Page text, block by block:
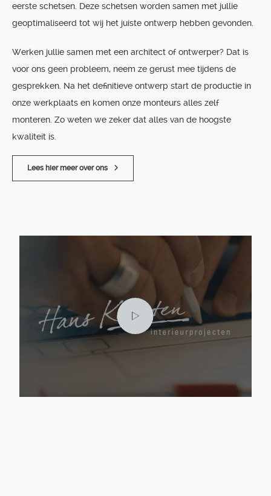
eerste schetsen. Deze schetsen worden samen met jullie
geoptimaliseerd tot wij het juiste ontwerp hebben gevonden.
Werken jullie samen met een architect of ontwerper? Dat is
voor ons geen probleem, neem ze gerust mee tijdens de
gesprekken. Na het definitieve ontwerp start de productie in
onze werkplaats en komen onze monteurs alles zelf
monteren. Zo weten we zeker dat alles van de hoogste
kwaliteit is.
Lees hier meer over ons